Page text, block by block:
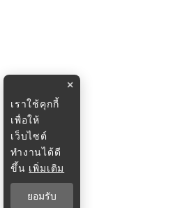
×
เราใช้คุกกี้
เพื่อให้
เว็บไซต์
ทำงานได้ดี
ขึ้น เพิ่มเติม
ยอมรับ